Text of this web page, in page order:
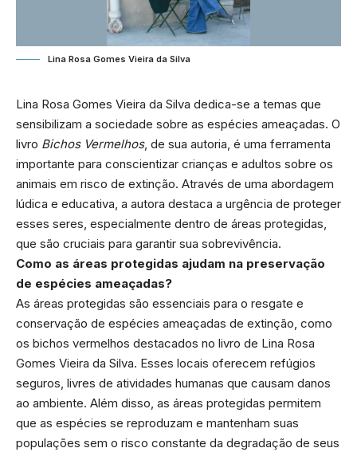
Lina Rosa Gomes Vieira da Silva
Lina Rosa Gomes Vieira da Silva dedica-se a temas que
sensibilizam a sociedade sobre as espécies ameaçadas. O
livro Bichos Vermelhos, de sua autoria, é uma ferramenta
importante para conscientizar crianças e adultos sobre os
animais em risco de extinção. Através de uma abordagem
lúdica e educativa, a autora destaca a urgência de proteger
esses seres, especialmente dentro de áreas protegidas,
que são cruciais para garantir sua sobrevivência.
Como as áreas protegidas ajudam na preservação
de espécies ameaçadas?
As áreas protegidas são essenciais para o resgate e
conservação de espécies ameaçadas de extinção, como
os bichos vermelhos destacados no livro de Lina Rosa
Gomes Vieira da Silva. Esses locais oferecem refúgios
seguros, livres de atividades humanas que causam danos
ao ambiente. Além disso, as áreas protegidas permitem
que as espécies se reproduzam e mantenham suas
populações sem o risco constante da degradação de seus